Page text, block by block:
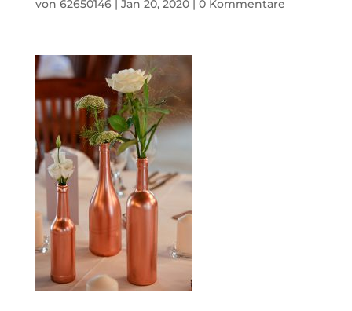
von 62650146| Jan 20, 2020| 0 Kommentare